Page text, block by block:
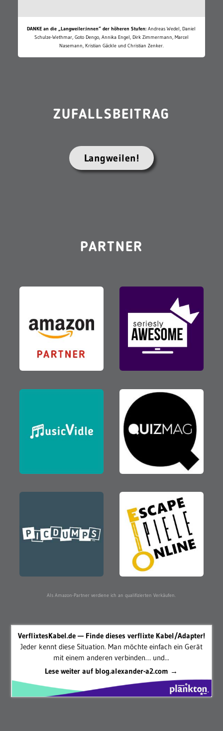
DANKE an die „Langweiler:innen“ der höheren Stufen: Andreas Wedel, Daniel
Schulze-Wethmar, Goto Dengo, Annika Engel, Dirk Zimmermann, Marcel
Nasemann, Kristian Gäckle und Christian Zenker.
ZUFALLSBEITRAG
Langweilen!
PARTNER
Als Amazon-Partner verdiene ich an qualifizierten Verkäufen.
VerflixtesKabel.de — Finde dieses verflixte Kabel/Adapter!
Jeder kennt diese Situation. Man möchte einfach ein Gerät
mit einem anderen verbinden… und...
Lese weiter auf blog.alexander-a2.com →